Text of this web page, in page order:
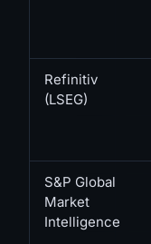
Refinitiv
(LSEG)
S&P Global
Market
Intelligence